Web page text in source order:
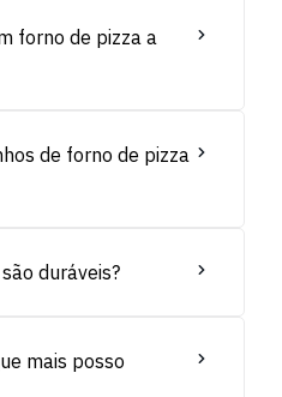
forno de pizza a
de forno de pizza
duráveis?
mais posso